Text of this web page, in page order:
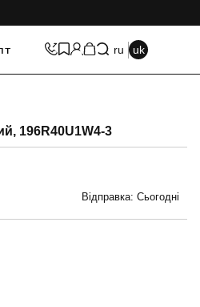
ru uk
196R40U1W4-3
Відправка: Сьогодні